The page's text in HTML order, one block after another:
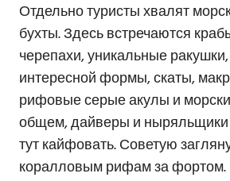
Отдельно туристы хвалят
бухты. Здесь встречаются
черепахи, уникальные
интересной формы, скаты,
рифовые серые акулы и
общем, дайверы и ныряльщики
тут кайфовать. Советую
коралловым рифам за фортом.